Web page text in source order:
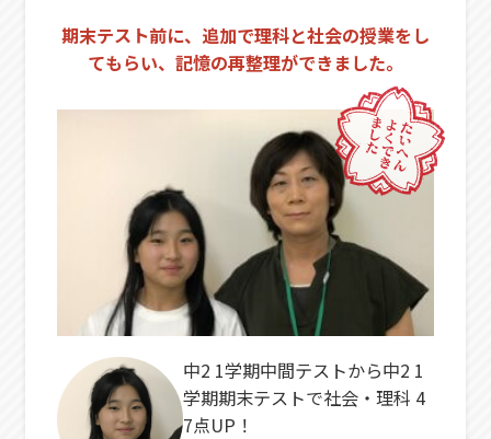
期末テスト前に、追加で理科と社会の授業をし
てもらい、記憶の再整理ができました。
中2 1学期中間テストから中2 1
学期期末テストで社会・理科 4
7点UP！